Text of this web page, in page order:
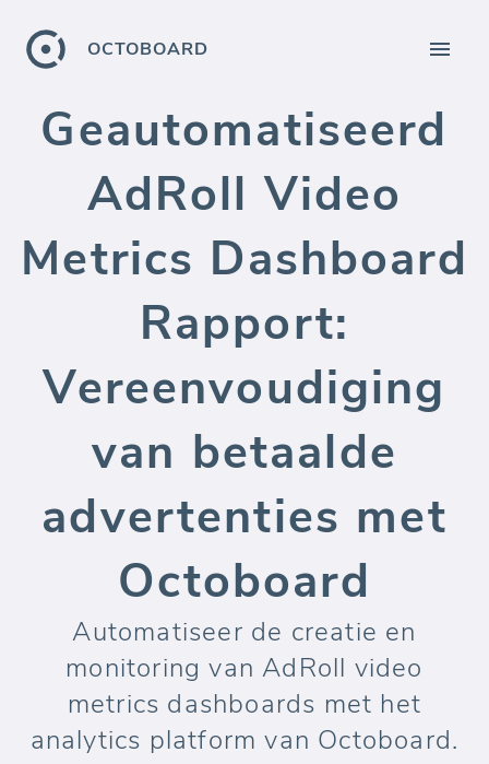
OCTOBOARD
Geautomatiseerd
AdRoll Video
Metrics Dashboard
Rapport:
Vereenvoudiging
van betaalde
advertenties met
Octoboard
Automatiseer de creatie en
monitoring van AdRoll video
metrics dashboards met het
analytics platform van Octoboard.